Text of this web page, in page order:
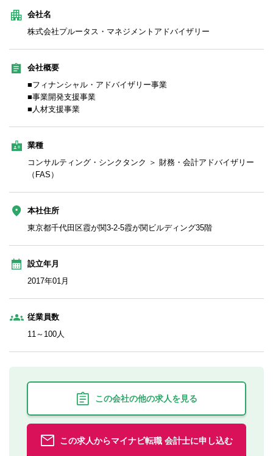
会社名
株式会社プルータス・マネジメントアドバイザリー
会社概要
■フィナンシャル・アドバイザリー事業
■事業開発支援事業
■人材支援事業
業種
コンサルティング・シンクタンク ＞ 財務・会計アドバイザリー
（FAS）
本社住所
東京都千代田区霞が関3-2-5霞が関ビルディング35階
設立年月
2017年01月
従業員数
11～100人
この会社の他の求人を見る
この求人からマイナビ転職 会計士に申し込む